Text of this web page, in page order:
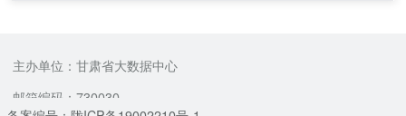
主办单位：甘肃省大数据中心
邮箱编码：730030